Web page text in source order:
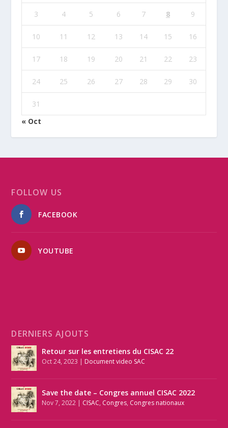
3 4 5 6 7 8 9
10 11 12 13 14 15 16
17 18 19 20 21 22 23
24 25 26 27 28 29 30
31
« Oct
FOLLOW US
FACEBOOK
YOUTUBE
DERNIERS AJOUTS
Retour sur les entretiens du CISAC 22
Oct 24, 2023 Document video SAC
Save the date – Congres annuel CISAC 2022
Nov 7, 2022 CISAC, Congres, Congres nationaux